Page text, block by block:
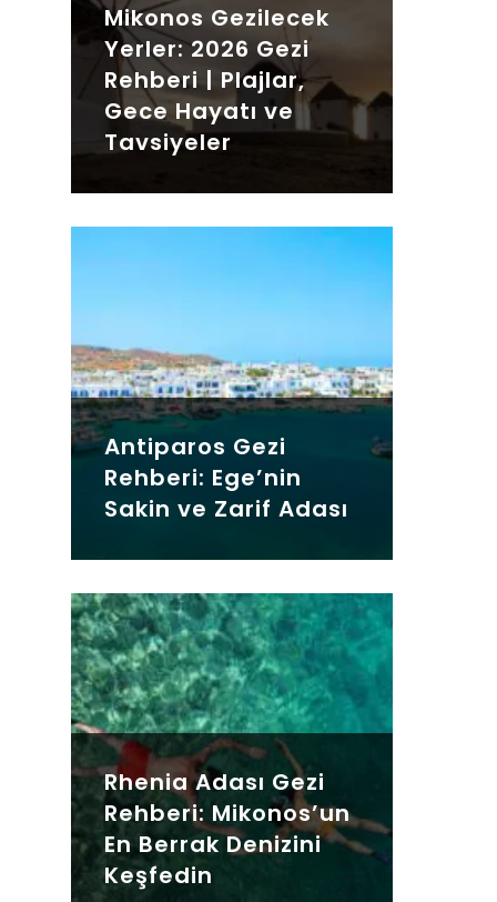
Mikonos Gezilecek
Yerler: 2026 Gezi
Rehberi | Plajlar,
Gece Hayatı ve
Tavsiyeler
Antiparos Gezi
Rehberi: Ege’nin
Sakin ve Zarif Adası
Rhenia Adası Gezi
Rehberi: Mikonos’un
En Berrak Denizini
Keşfedin